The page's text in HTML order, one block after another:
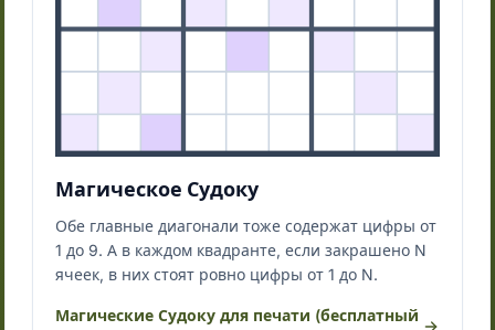
Магическое Судоку
Обе главные диагонали тоже содержат цифры от
1 до 9. А в каждом квадранте, если закрашено N
ячеек, в них стоят ровно цифры от 1 до N.
Магические Судоку для печати (бесплатный